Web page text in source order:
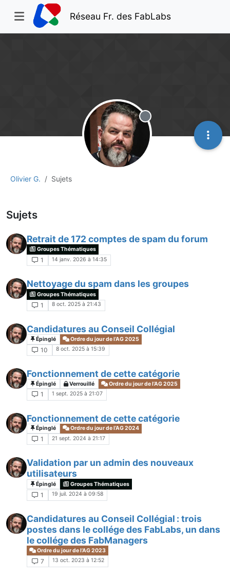
Réseau Fr. des FabLabs
Olivier G. Sujets
Hors-ligne
Sujets
Retrait de 172 comptes de spam du forum
Groupes Thématiques
1 14 janv. 2026 à 14:35
Nettoyage du spam dans les groupes
Groupes Thématiques
1 8 oct. 2025 à 21:43
Candidatures au Conseil Collégial
Épinglé Ordre du jour de l’AG 2025
10 8 oct. 2025 à 15:39
Fonctionnement de cette catégorie
Épinglé Verrouillé Ordre du jour de l’AG 2025
1 1 sept. 2025 à 21:07
Fonctionnement de cette catégorie
Épinglé Ordre du jour de l’AG 2024
1 21 sept. 2024 à 21:17
Validation par un admin des nouveaux
utilisateurs
Épinglé Groupes Thématiques
1 19 juil. 2024 à 09:58
Candidatures au Conseil Collégial : trois
postes dans le collége des FabLabs, un dans
le collége des FabManagers
Ordre du jour de l’AG 2023
7 13 oct. 2023 à 12:52